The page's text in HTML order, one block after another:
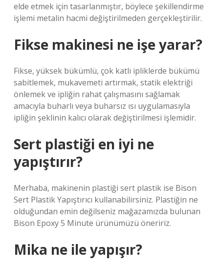
elde etmek için tasarlanmıştır, böylece şekillendirme
işlemi metalin hacmi değiştirilmeden gerçekleştirilir.
Fikse makinesi ne işe yarar?
Fikse, yüksek bükümlü, çok katlı ipliklerde bükümü
sabitlemek, mukavemeti artırmak, statik elektriği
önlemek ve ipliğin rahat çalışmasını sağlamak
amacıyla buharlı veya buharsız ısı uygulamasıyla
ipliğin şeklinin kalıcı olarak değiştirilmesi işlemidir.
Sert plastiği en iyi ne
yapıştırır?
Merhaba, makinenin plastiği sert plastik ise Bison
Sert Plastik Yapıştırıcı kullanabilirsiniz. Plastiğin ne
olduğundan emin değilseniz mağazamızda bulunan
Bison Epoxy 5 Minute ürünümüzü öneririz.
Mika ne ile yapışır?